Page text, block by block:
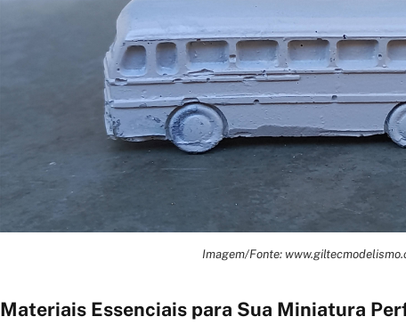
Imagem/Fonte:
Materiais Essenciais para Sua Miniatura